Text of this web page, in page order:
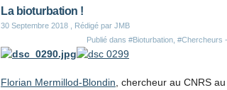
La bioturbation !
30 Septembre 2018 , Rédigé par JMB
Publié dans #Bioturbation #Chercheurs
Florian Mermillod-Blondin , chercheur au CNRS au